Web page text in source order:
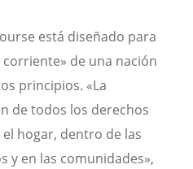
está diseñado para
de una nación
principios. «La
de todos los derechos
hogar, dentro de las
y en las comunidades»,